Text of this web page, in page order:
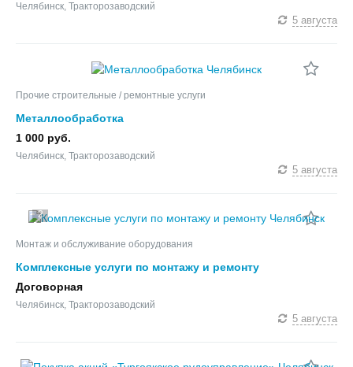
Челябинск, Тракторозаводский
5 августа
Прочие строительные / ремонтные услуги
Металлообработка
1 000 руб.
Челябинск, Тракторозаводский
5 августа
2
Монтаж и обслуживание оборудования
Комплексные услуги по монтажу и ремонту
Договорная
Челябинск, Тракторозаводский
5 августа